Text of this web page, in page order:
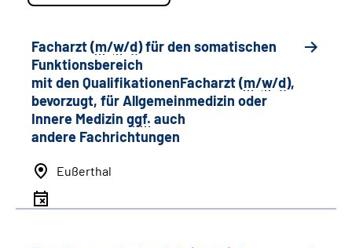
Facharzt (m/w/d) für den somatischen
Funktionsbereich
mit den QualifikationenFacharzt (m/w/d),
bevorzugt, für Allgemeinmedizin oder
Innere Medizin ggf. auch
andere Fachrichtungen
Eußerthal